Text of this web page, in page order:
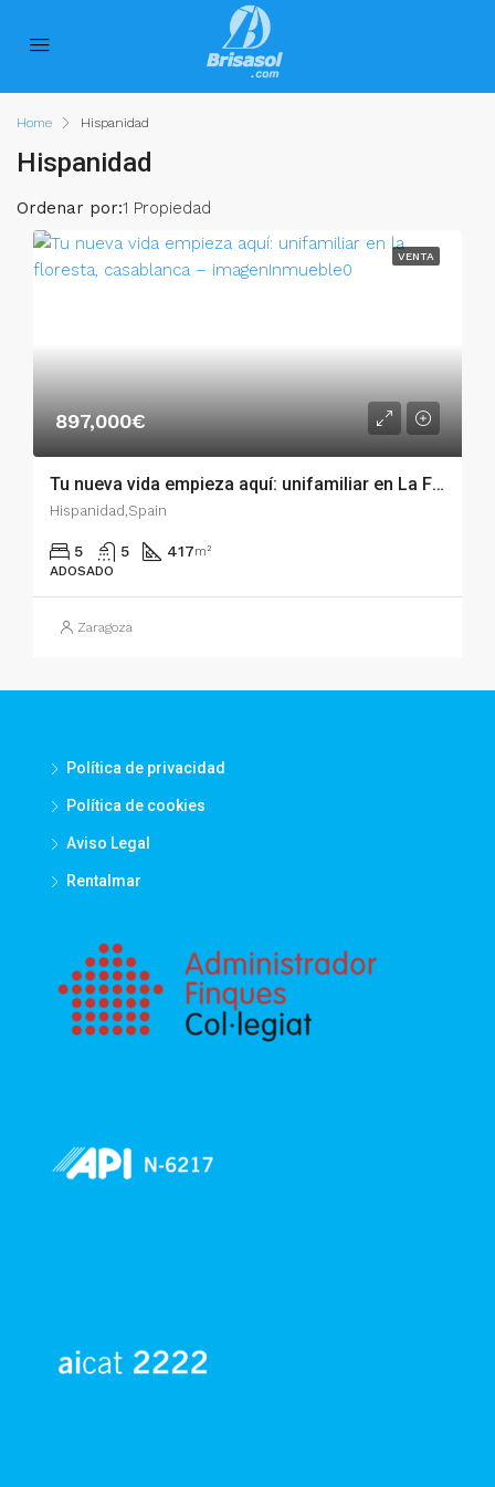
Home Hispanidad
Hispanidad
1 Propiedad
Ordenar por:
VENTA
897,000€
Tu nueva vida empieza aquí: unifamiliar en La Floresta, Casablanca – 53480
Hispanidad,Spain
5 5 417m²
ADOSADO
Zaragoza
Política de privacidad
Política de cookies
Aviso Legal
Rentalmar